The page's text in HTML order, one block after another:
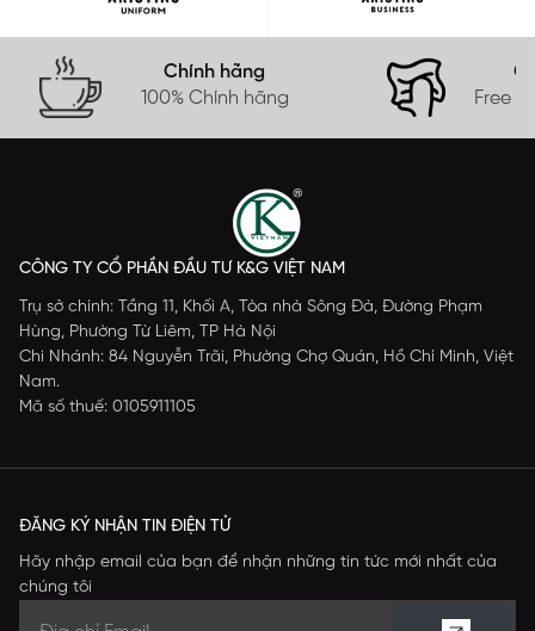
Chính hãng
100% Chính hãng
Free
CÔNG TY CỔ PHẦN ĐẦU TƯ K&G VIỆT NAM
Trụ sở chính: Tầng 11, Khối A, Tòa nhà Sông Đà, Đường Phạm
Hùng, Phường Từ Liêm, TP Hà Nội
Chi Nhánh: 84 Nguyễn Trãi, Phường Chợ Quán, Hồ Chí Minh, Việt
Nam.
Mã số thuế: 0105911105
ĐĂNG KÝ NHẬN TIN ĐIỆN TỬ
Hãy nhập email của bạn để nhận những tin tức mới nhất của
chúng tôi